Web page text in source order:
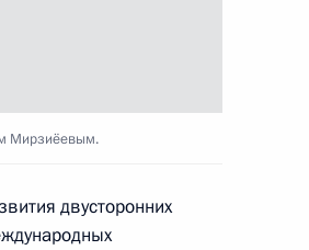
Мирзиёевым.
двусторонних